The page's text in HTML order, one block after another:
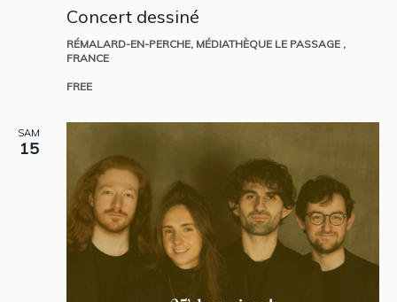
Concert dessiné
RÉMALARD-EN-PERCHE, MÉDIATHÈQUE LE PASSAGE ,
FRANCE
FREE
SAM
15